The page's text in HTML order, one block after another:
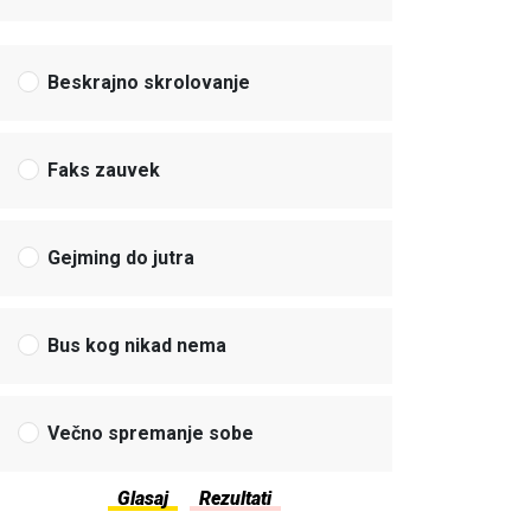
Beskrajno skrolovanje
Faks zauvek
Gejming do jutra
Bus kog nikad nema
Večno spremanje sobe